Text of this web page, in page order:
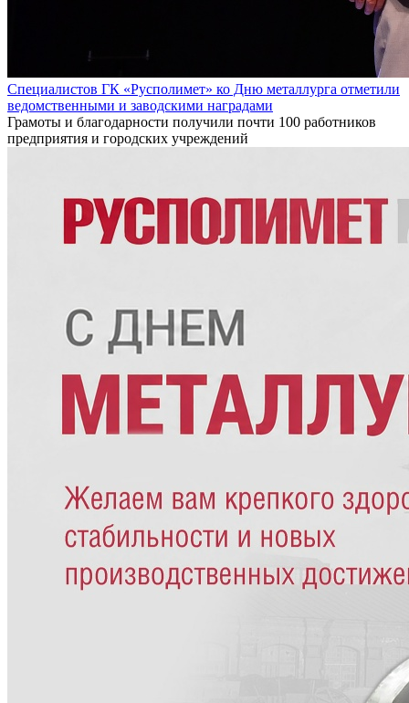
Специалистов ГК «Русполимет» ко Дню металлурга отметили
ведомственными и заводскими наградами
Грамоты и благодарности получили почти 100 работников
предприятия и городских учреждений